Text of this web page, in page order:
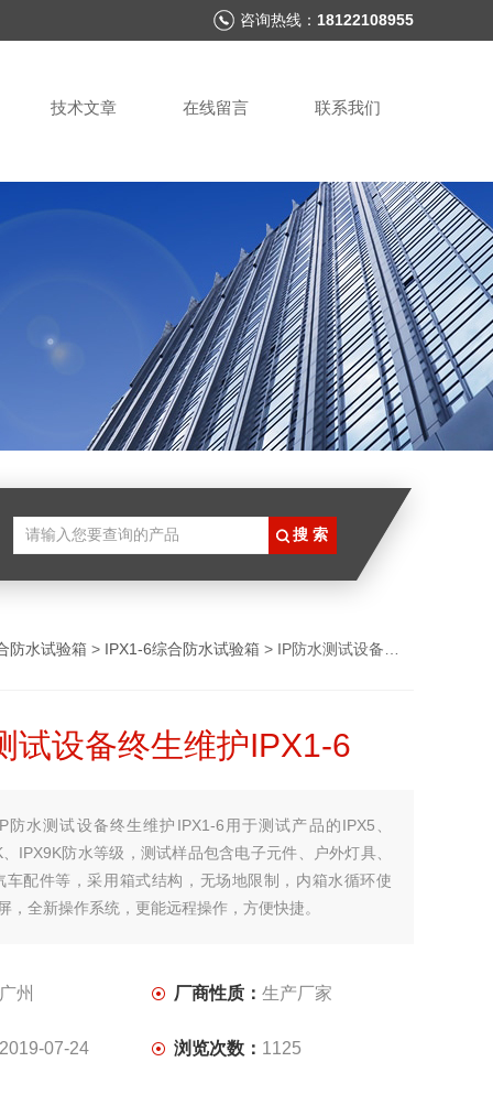
咨询热线： 18122108955
技术文章 在线留言 联系我们
防水试验箱 > IPX1-6综合防水试验箱 > IP防水测试设备终生维护IPX1-6
试设备终生维护IPX1-6
防水测试设备终生维护IPX1-6用于测试产品的IPX5、
IPX9K防水等级，测试样品包含电子元件、户外灯具、
车配件等，采用箱式结构，无场地限制，内箱水循环使
，全新操作系统，更能远程操作，方便快捷。
广州 厂商性质： 生产厂家
2019-07-24 浏览次数： 1125